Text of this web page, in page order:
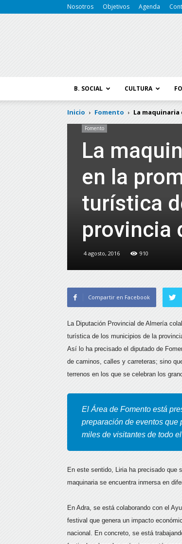
Nosotros Objetivos Agenda
B. SOCIAL CULTURA
Inicio Fomento La
Fomento
La
en la
turística
provincia
4 agosto, 2016 910
Compartir en Facebook
La Diputación Provincial de Almería
turística de los municipios de la
Así lo ha precisado el diputado de
de caminos, calles y carreteras; sino
terrenos en los que se celebran los
El Área de Fomento está
preparación de eventos que
miles de visitantes de todo
En este sentido, Liria ha precisado que
maquinaria se encuentra inmersa en
En Adra, se está colaborando con el
festival que genera un impacto
nacional. En concreto, se está